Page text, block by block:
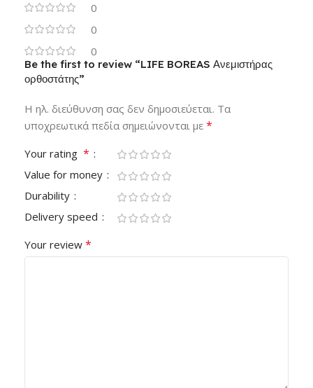
0
0
0
Be the first to review “LIFE BOREAS Ανεμιστήρας
ορθοστάτης”
Η ηλ. διεύθυνση σας δεν δημοσιεύεται. Τα
υποχρεωτικά πεδία σημειώνονται με *
Your rating *
Value for money
Durability
Delivery speed
Your review *